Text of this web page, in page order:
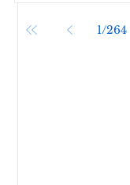
1/264